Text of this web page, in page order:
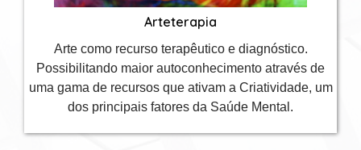
Arteterapia
Arte como recurso terapêutico e diagnóstico.
Possibilitando maior autoconhecimento através de
uma gama de recursos que ativam a Criatividade, um
dos principais fatores da Saúde Mental.